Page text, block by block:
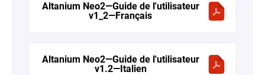
Altanium Neo2—Guide de l'utilisateur
v1_2—Français
Altanium Neo2—Guide de l'utilisateur
v1.2—Italien